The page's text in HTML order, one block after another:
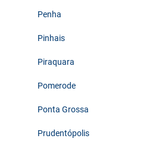
Penha
Pinhais
Piraquara
Pomerode
Ponta Grossa
Prudentópolis